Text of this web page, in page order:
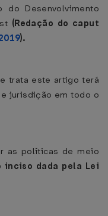
do Desenvolvimento
(Redação do caput
).
trata este artigo terá
jurisdição em todo o
as políticas de meio
inciso dada pela Lei